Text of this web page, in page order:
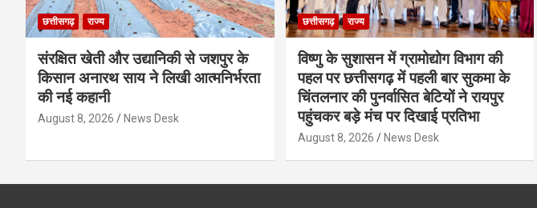
छत्तीसगढ़ राज्य
संरक्षित खेती और उद्यानिकी से जशपुर के
किसान अनारथ साय ने लिखी आत्मनिर्भरता
की नई कहानी
August 8, 2026 News Desk
छत्तीसगढ़ राज्य
विष्णु के सुशासन में ग्रामोद्योग विभाग की
पहल पर छत्तीसगढ़ में पहली बार सुकमा के
चिंतलनार की पुनर्वासित बेटियों ने रायपुर
पहुंचकर बड़े मंच पर दिखाई प्रतिभा
August 8, 2026 News Desk